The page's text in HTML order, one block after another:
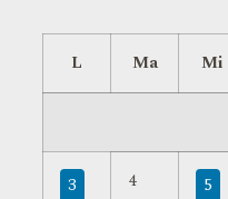
L
Ma Mi
3 4 5